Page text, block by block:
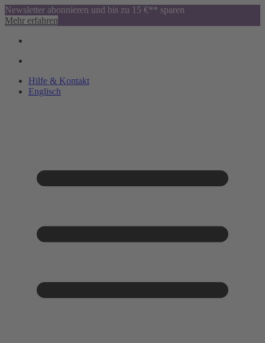
Newsletter abonnieren und bis zu 15 €** sparen
Mehr erfahren
Hilfe & Kontakt
Englisch